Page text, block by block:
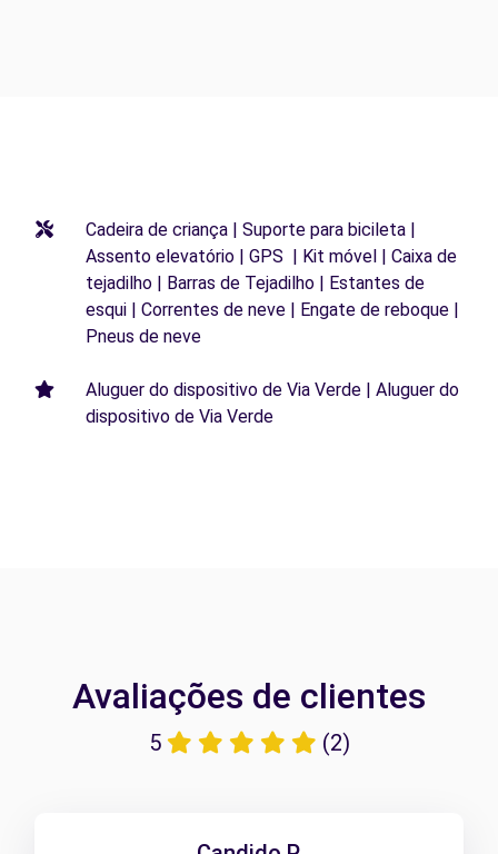
Cadeira de criança | Suporte para bicileta |
Assento elevatório | GPS | Kit móvel | Caixa de
tejadilho | Barras de Tejadilho | Estantes de
esqui | Correntes de neve | Engate de reboque |
Pneus de neve
Aluguer do dispositivo de Via Verde | Aluguer do
dispositivo de Via Verde
Avaliações de clientes
5 (2)